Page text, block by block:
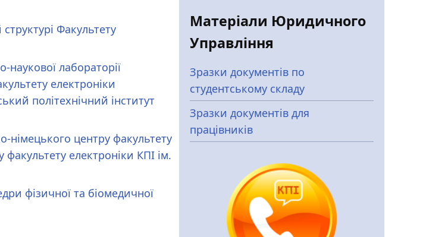
Факультету
лабораторії
електроніки
політехнічний інститут
німецького центру факультету
електроніки КПІ ім.
фізичної та біомедичної
Матеріали Юридичного
Управління
Зразки документів по
студентському складу
Зразки документів для
працівників